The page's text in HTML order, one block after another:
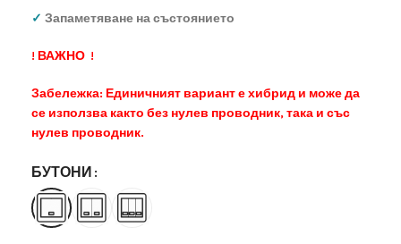
✓ Запаметяване на състоянието
! ВАЖНО !
Забележка: Единичният вариант е хибрид и може да
се използва както без нулев проводник, така и със
нулев проводник.
БУТОНИ